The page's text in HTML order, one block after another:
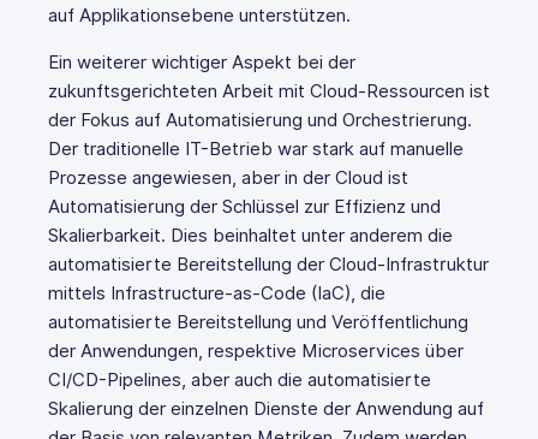
auf Applikationsebene unterstützen.
Ein weiterer wichtiger Aspekt bei der
zukunftsgerichteten Arbeit mit Cloud-Ressourcen ist
der Fokus auf Automatisierung und Orchestrierung.
Der traditionelle IT-Betrieb war stark auf manuelle
Prozesse angewiesen, aber in der Cloud ist
Automatisierung der Schlüssel zur Effizienz und
Skalierbarkeit. Dies beinhaltet unter anderem die
automatisierte Bereitstellung der Cloud-Infrastruktur
mittels Infrastructure-as-Code (IaC), die
automatisierte Bereitstellung und Veröffentlichung
der Anwendungen, respektive Microservices über
CI/CD-Pipelines, aber auch die automatisierte
Skalierung der einzelnen Dienste der Anwendung auf